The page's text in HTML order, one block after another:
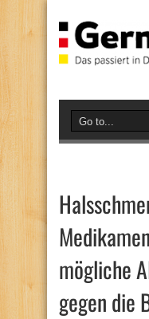
mögliche
gegen die